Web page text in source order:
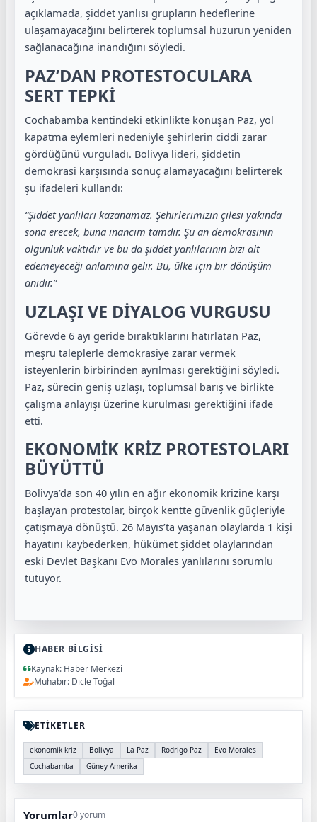
açıklamada, şiddet yanlısı grupların hedeflerine
ulaşamayacağını belirterek toplumsal huzurun yeniden
sağlanacağına inandığını söyledi.
PAZ’DAN PROTESTOCULARA
SERT TEPKİ
Cochabamba kentindeki etkinlikte konuşan Paz, yol
kapatma eylemleri nedeniyle şehirlerin ciddi zarar
gördüğünü vurguladı. Bolivya lideri, şiddetin
demokrasi karşısında sonuç alamayacağını belirterek
şu ifadeleri kullandı:
“Şiddet yanlıları kazanamaz. Şehirlerimizin çilesi yakında
sona erecek, buna inancım tamdır. Şu an demokrasinin
olgunluk vaktidir ve bu da şiddet yanlılarının bizi alt
edemeyeceği anlamına gelir. Bu, ülke için bir dönüşüm
anıdır.”
UZLAŞI VE DİYALOG VURGUSU
Görevde 6 ayı geride bıraktıklarını hatırlatan Paz,
meşru taleplerle demokrasiye zarar vermek
isteyenlerin birbirinden ayrılması gerektiğini söyledi.
Paz, sürecin geniş uzlaşı, toplumsal barış ve birlikte
çalışma anlayışı üzerine kurulması gerektiğini ifade
etti.
EKONOMİK KRİZ PROTESTOLARI
BÜYÜTTÜ
Bolivya’da son 40 yılın en ağır ekonomik krizine karşı
başlayan protestolar, birçok kentte güvenlik güçleriyle
çatışmaya dönüştü. 26 Mayıs’ta yaşanan olaylarda 1 kişi
hayatını kaybederken, hükümet şiddet olaylarından
eski Devlet Başkanı Evo Morales yanlılarını sorumlu
tutuyor.
HABER BİLGİSİ
Kaynak: Haber Merkezi
Muhabir: Dicle Toğal
ETİKETLER
ekonomik kriz Bolivya La Paz Rodrigo Paz
Evo Morales
Cochabamba
Güney Amerika
Yorumlar0 yorum